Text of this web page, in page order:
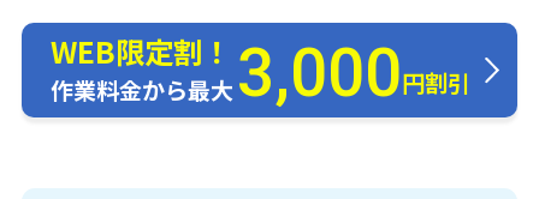
WEB限定割！
作業料金から最大3,000円割引